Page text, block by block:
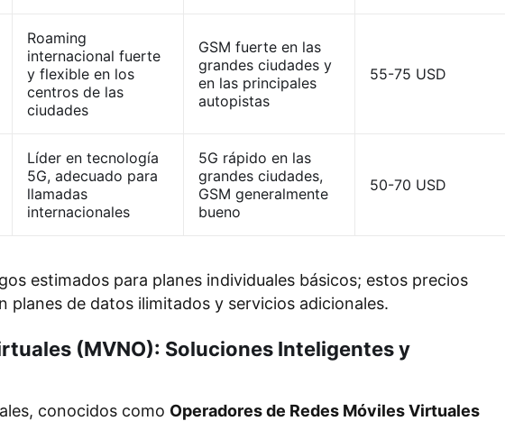
Roaming
internacional fuerte
y flexible en los
centros de las
ciudades
GSM fuerte en las
grandes ciudades y
en las principales
autopistas
55-75 USD
Líder en tecnología
5G, adecuado para
llamadas
internacionales
5G rápido en las
grandes ciudades,
GSM generalmente
bueno
50-70 USD
estimados para planes individuales básicos; estos precios
planes de datos ilimitados y servicios adicionales.
(MVNO): Soluciones Inteligentes y
conocidos como Operadores de Redes Móviles Virtuales